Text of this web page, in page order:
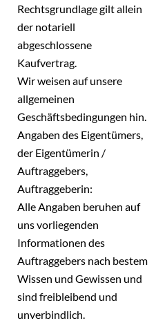
Rechtsgrundlage gilt allein
der notariell
abgeschlossene
Kaufvertrag.
Wir weisen auf unsere
allgemeinen
Geschäftsbedingungen hin.
Angaben des Eigentümers,
der Eigentümerin /
Auftraggebers,
Auftraggeberin:
Alle Angaben beruhen auf
uns vorliegenden
Informationen des
Auftraggebers nach bestem
Wissen und Gewissen und
sind freibleibend und
unverbindlich.